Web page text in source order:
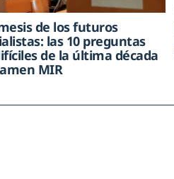
de los futuros
las 10 preguntas
de la última década
MIR